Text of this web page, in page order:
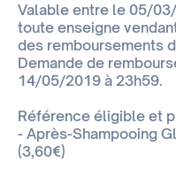
Valable entre le 05/
toute enseigne
des remboursements
Demande de
14/05/2019 à 23h59.
Référence éligible et
- Après-Shampooing
(3,60€)